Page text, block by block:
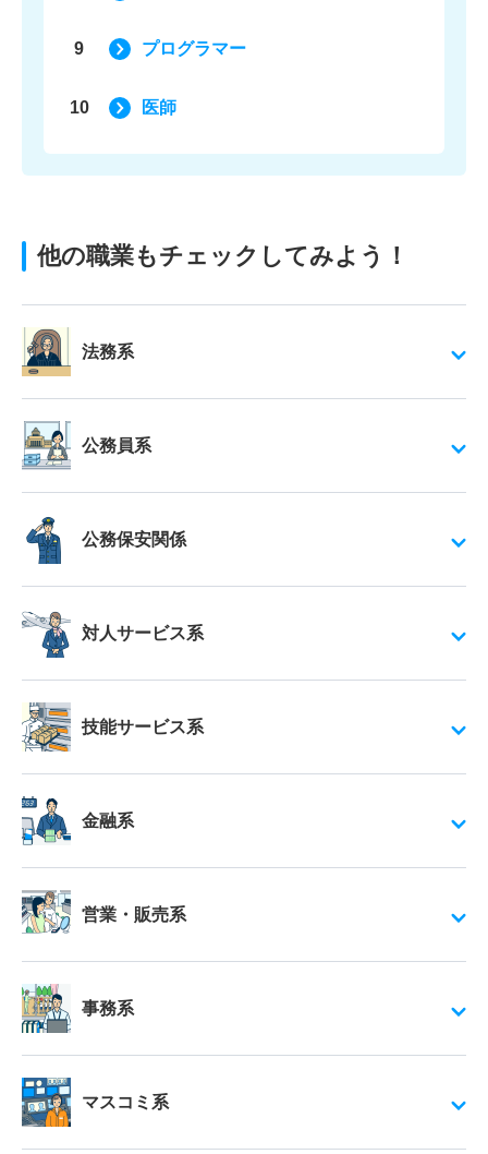
9 プログラマー
10 医師
他の職業もチェックしてみよう！
法務系
公務員系
公務保安関係
対人サービス系
技能サービス系
金融系
営業・販売系
事務系
マスコミ系